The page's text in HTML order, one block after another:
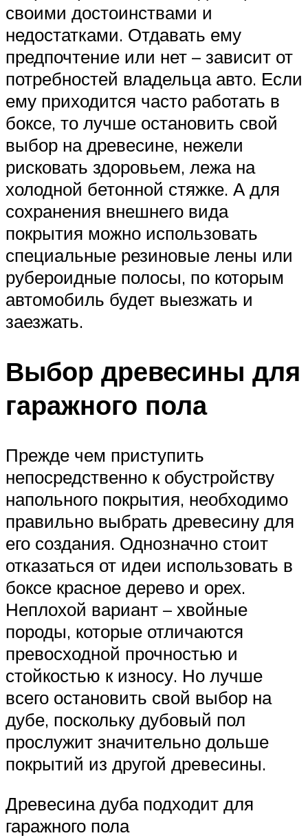
своими достоинствами и
недостатками. Отдавать ему
предпочтение или нет – зависит от
потребностей владельца авто. Если
ему приходится часто работать в
боксе, то лучше остановить свой
выбор на древесине, нежели
рисковать здоровьем, лежа на
холодной бетонной стяжке. А для
сохранения внешнего вида
покрытия можно использовать
специальные резиновые лены или
рубероидные полосы, по которым
автомобиль будет выезжать и
заезжать.
Выбор древесины для
гаражного пола
Прежде чем приступить
непосредственно к обустройству
напольного покрытия, необходимо
правильно выбрать древесину для
его создания. Однозначно стоит
отказаться от идеи использовать в
боксе красное дерево и орех.
Неплохой вариант – хвойные
породы, которые отличаются
превосходной прочностью и
стойкостью к износу. Но лучше
всего остановить свой выбор на
дубе, поскольку дубовый пол
прослужит значительно дольше
покрытий из другой древесины.
Древесина дуба подходит для
гаражного пола